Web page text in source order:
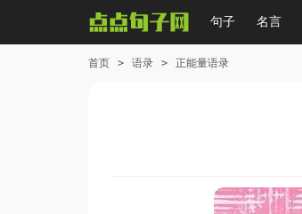
句子 名言
首页 > 语录 > 正能量语录